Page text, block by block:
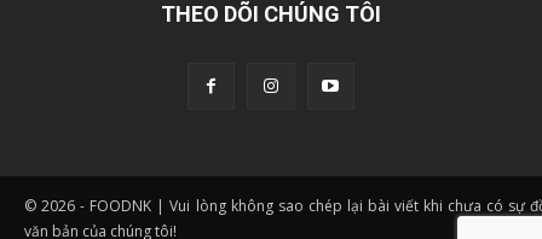
THEO DÕI CHÚNG TÔI
© 2026 - FOODNK | Vui lòng không sao chép lại bài viết khi chưa có sự
văn bản của chúng tôi!